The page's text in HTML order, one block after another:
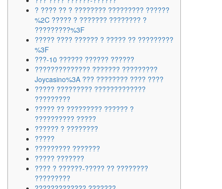
? ???? ?? ? ???????? ????????? ??????
%2C ????? ? ??????? ???????? ?
?????????%3F
????? ???? ?????? ? ????? ?? ?????????
%3F
???-10 ?????? ?????? ??????
?????????????? ??????? ?????????
Joycasino%3A ??? ???????? ???? ????
????? ????????? ?????????????
?????????
????? ?? ????????? ?????? ?
?????????? ?????
?????? ? ????????
?????
????????? ???????
????? ???????
???? ? ??????-????? ?? ????????
?????????